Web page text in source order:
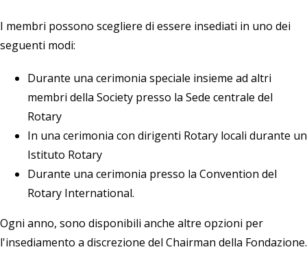
I membri possono scegliere di essere insediati in uno dei
seguenti modi:
Durante una cerimonia speciale insieme ad altri
membri della Society presso la Sede centrale del
Rotary
In una cerimonia con dirigenti Rotary locali durante un
Istituto Rotary
Durante una cerimonia presso la Convention del
Rotary International.
Ogni anno, sono disponibili anche altre opzioni per
l'insediamento a discrezione del Chairman della Fondazione.